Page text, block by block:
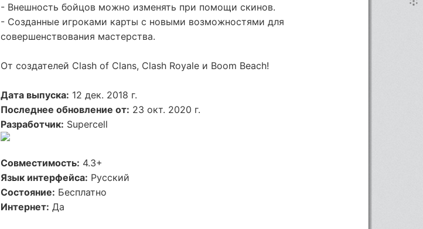
- Внешность бойцов можно изменять при помощи скинов.
- Созданные игроками карты с новыми возможностями для
совершенствования мастерства.
От создателей Clash of Clans, Clash Royale и Boom Beach!
Дата выпуска: 12 дек. 2018 г.
Последнее обновление от: 23 окт. 2020 г.
Разработчик: Supercell
Совместимость: 4.3+
Язык интерфейса: Русский
Состояние: Бесплатно
Интернет: Да